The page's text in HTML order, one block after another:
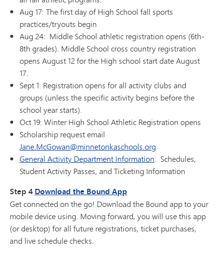
Aug 17: The first day of High School fall sports
practices/tryouts begin
Aug 24: Middle School athletic registration opens (6th-
8th grades). Middle School cross country registration
opens August 12 for the High school start date August
17.
Sept 1: Registration opens for all activity clubs and
groups (unless the specific activity begins before the
school year starts).
Oct 19: Winter High School Athletic Registration opens
Scholarship request email
Jane.McGowan@minnetonkaschools.org
General Activity Department Information: Schedules,
Student Activity Passes, and Ticketing Information
Step 4 Download the Bound App
Get connected on the go! Download the Bound app to your
mobile device using. Moving forward, you will use this app
(or desktop) for all future registrations, ticket purchases,
and live schedule checks.